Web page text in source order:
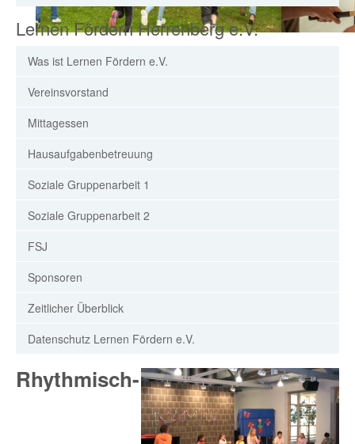
Lernen Fördern Herrenberg e.V.
Was ist Lernen Fördern e.V.
Vereinsvorstand
Mittagessen
Hausaufgabenbetreuung
Soziale Gruppenarbeit 1
Soziale Gruppenarbeit 2
FSJ
Sponsoren
Zeitlicher Überblick
Datenschutz Lernen Fördern e.V.
Rhythmisch-